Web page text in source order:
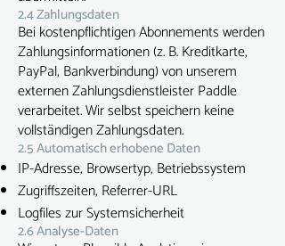
2.4 Zahlungsdaten
Bei kostenpflichtigen Abonnements werden
Zahlungsinformationen (z. B. Kreditkarte,
PayPal, Bankverbindung) von unserem
externen Zahlungsdienstleister Paddle
verarbeitet. Wir selbst speichern keine
vollständigen Zahlungsdaten.
2.5 Automatisch erhobene Daten
IP-Adresse, Browsertyp, Betriebssystem
Zugriffszeiten, Referrer-URL
Logfiles zur Systemsicherheit
2.6 Analyse-Daten